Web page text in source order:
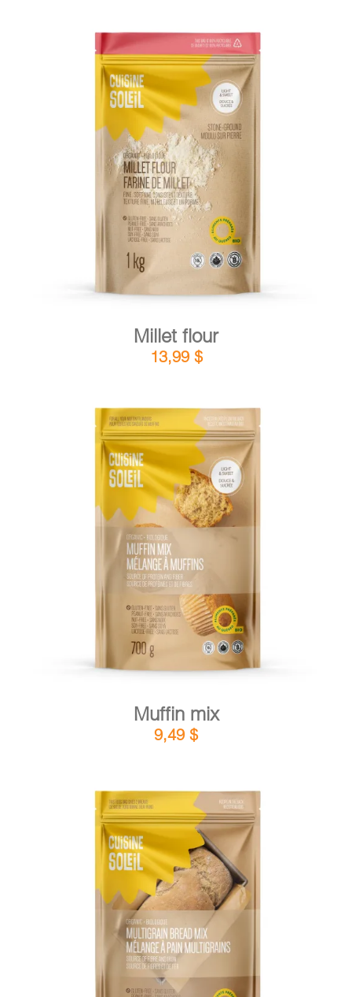
ADD TO CART / DETAILS
Millet flour
13,99 $
ADD TO CART
Muffin mix
9,49 $
ADD TO CART / DETAILS